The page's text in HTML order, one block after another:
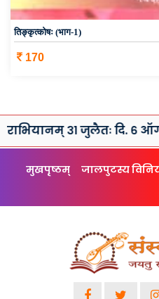
तिङ्कृत्कोषः (भाग-1)
170
३१ जुलैतः दि. ६ ऑगस्ट,
मुखपृष्ठम् जालपुटस्य